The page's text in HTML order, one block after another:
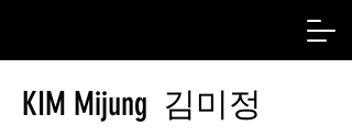
KIM Mijung 김미정